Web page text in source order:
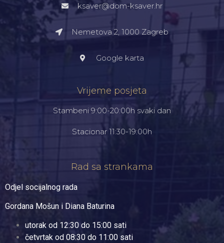
ksaver@dom-ksaver.hr
Nemetova 2, 1000 Zagreb​
Google karta
Vrijeme posjeta
Stambeni 9:00-20:00h svaki dan
Stacionar 11:30-19:00h
Rad sa strankama
Odjel socijalnog rada
Gordana Mošun i Diana Baturina
utorak od 12:30 do 15:00 sati
četvrtak od 08:30 do 11:00 sati